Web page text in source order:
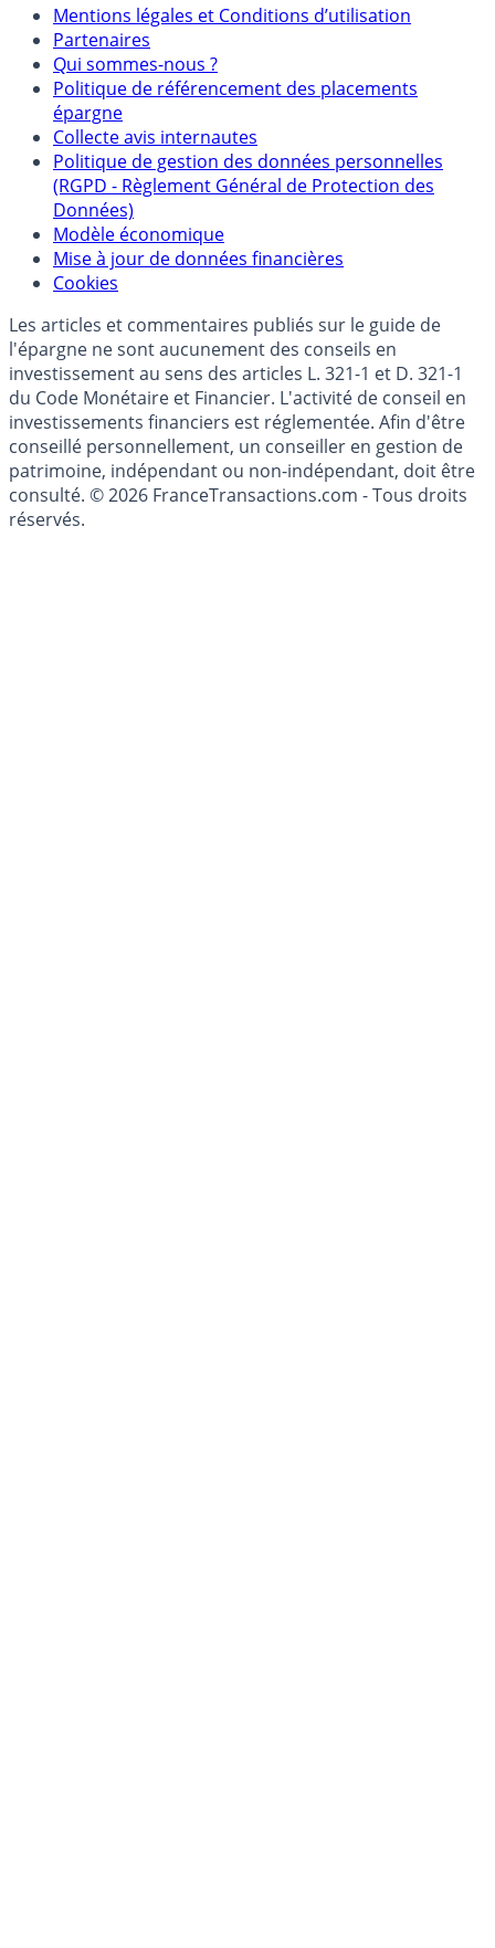
Mentions légales et Conditions d’utilisation
Partenaires
Qui sommes-nous ?
Politique de référencement des placements
épargne
Collecte avis internautes
Politique de gestion des données personnelles
(RGPD - Règlement Général de Protection des
Données)
Modèle économique
Mise à jour de données financières
Cookies
Les articles et commentaires publiés sur le guide de
l'épargne ne sont aucunement des conseils en
investissement au sens des articles L. 321-1 et D. 321-1
du Code Monétaire et Financier. L'activité de conseil en
investissements financiers est réglementée. Afin d'être
conseillé personnellement, un conseiller en gestion de
patrimoine, indépendant ou non-indépendant, doit être
consulté. © 2026 FranceTransactions.com - Tous droits
réservés.